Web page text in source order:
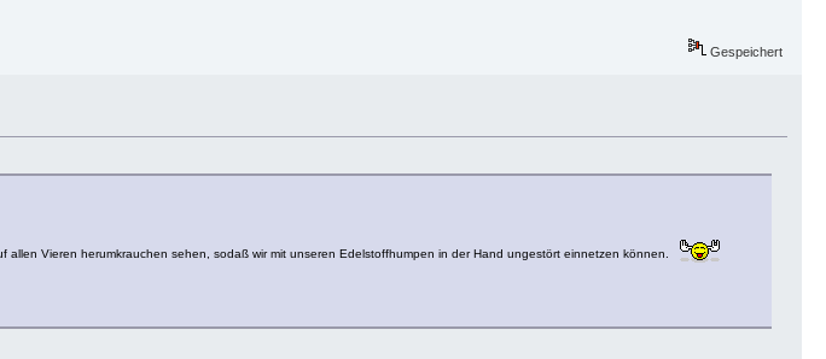
Gespeichert
Vieren herumkrauchen sehen, sodaß wir mit unseren Edelstoffhumpen in der Hand ungestört einnetzen können.